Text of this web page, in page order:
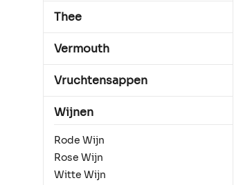
Thee
Vermouth
Vruchtensappen
Wijnen
Rode Wijn
Rose Wijn
Witte Wijn